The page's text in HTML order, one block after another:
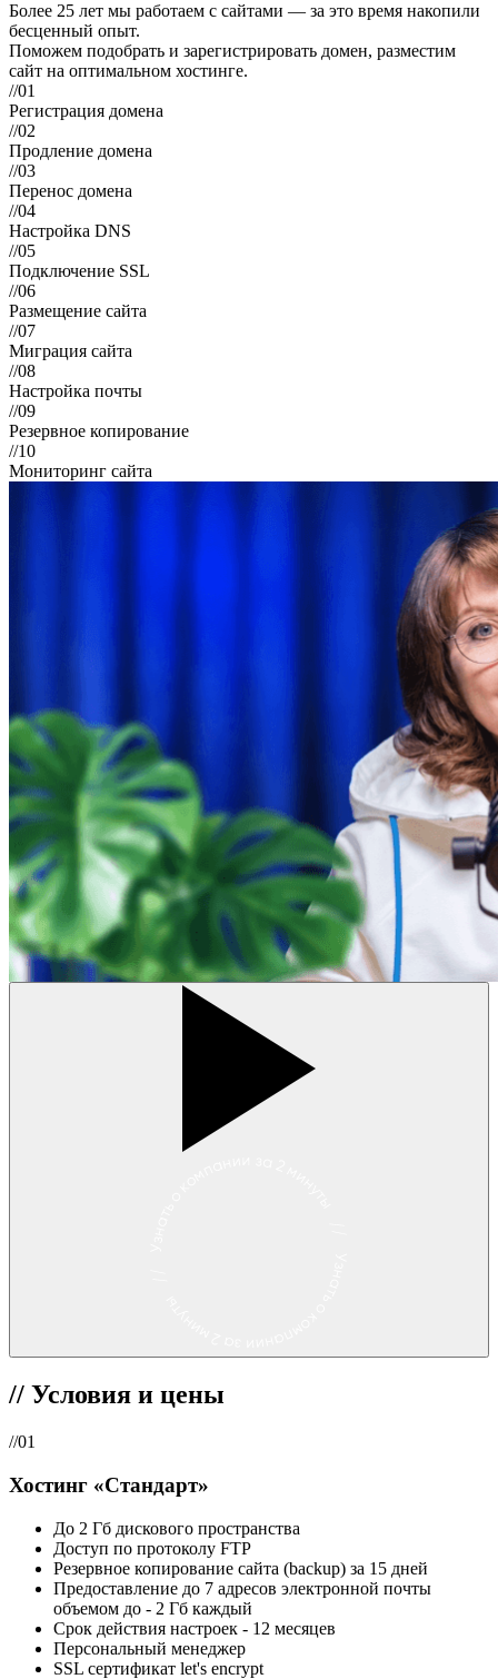
Более 25 лет мы работаем с сайтами — за это время накопили
бесценный опыт.
Поможем подобрать и зарегистрировать домен, разместим
сайт на оптимальном хостинге.
//01
Регистрация домена
//02
Продление домена
//03
Перенос домена
//04
Настройка DNS
//05
Подключение SSL
//06
Размещение сайта
//07
Миграция сайта
//08
Настройка почты
//09
Резервное копирование
//10
Мониторинг сайта
// Условия и цены
//01
Хостинг «Стандарт»
До 2 Гб дискового пространства
Доступ по протоколу FTP
Резервное копирование сайта (backup) за 15 дней
Предоставление до 7 адресов электронной почты
объемом до - 2 Гб каждый
Срок действия настроек - 12 месяцев
Персональный менеджер
SSL сертификат let's encrypt